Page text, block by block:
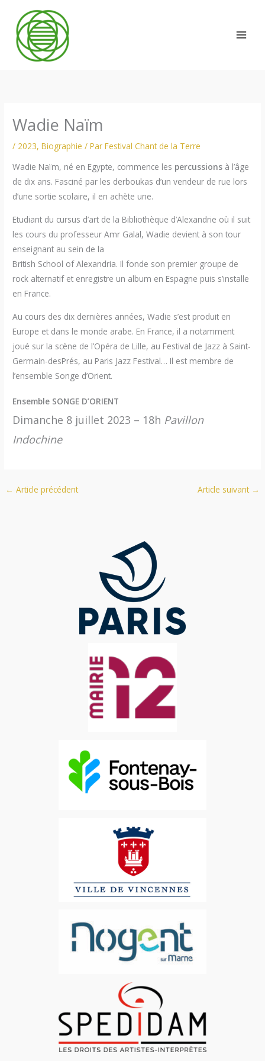
contenu
Wadie Naïm
/ 2023,Biographie / ParFestival Chant de la Terre
Wadie Naïm, né en Egypte, commence les percussions à l’âge
de dix ans. Fasciné par les derboukas d’un vendeur de rue lors
d’une sortie scolaire, il en achète une.
Etudiant du cursus d’art de la Bibliothèque d’Alexandrie où il suit
les cours du professeur Amr Galal, Wadie devient à son tour
enseignant au sein de la
British School of Alexandria. Il fonde son premier groupe de
rock alternatif et enregistre un album en Espagne puis s’installe
en France.
Au cours des dix dernières années, Wadie s’est produit en
Europe et dans le monde arabe. En France, il a notamment
joué sur la scène de l’Opéra de Lille, au Festival de Jazz à Saint-
Germain-desPrés, au Paris Jazz Festival… Il est membre de
l’ensemble Songe d’Orient.
Ensemble SONGE D’ORIENT
Dimanche 8 juillet 2023 – 18h Pavillon
Indochine
← Article précédent Article suivant →